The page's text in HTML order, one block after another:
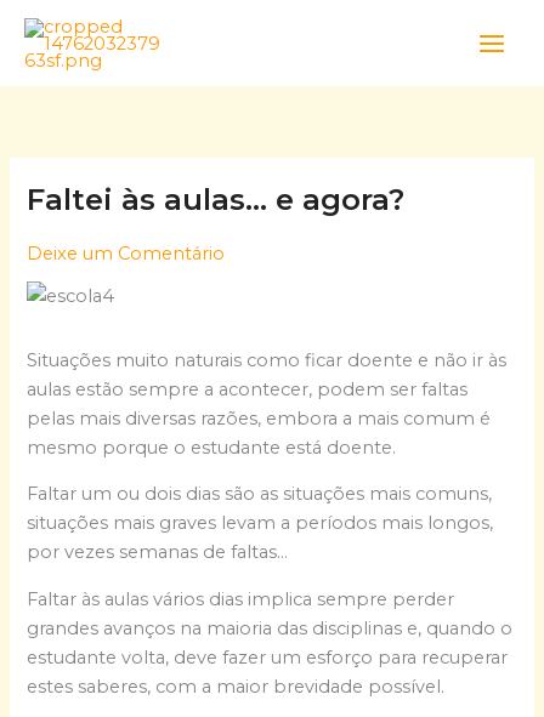
Skip
content
Faltei às aulas… e agora?
Deixe um Comentário
Situações muito naturais como ficar doente e não ir às
aulas estão sempre a acontecer, podem ser faltas
pelas mais diversas razões, embora a mais comum é
mesmo porque o estudante está doente.
Faltar um ou dois dias são as situações mais comuns,
situações mais graves levam a períodos mais longos,
por vezes semanas de faltas…
Faltar às aulas vários dias implica sempre perder
grandes avanços na maioria das disciplinas e, quando o
estudante volta, deve fazer um esforço para recuperar
estes saberes, com a maior brevidade possível.